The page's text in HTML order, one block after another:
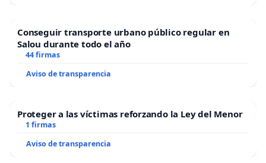
cualquier presión o acto que
encubra la no aplicación de justicia en el proceso
judicial del médico
gineco-obstetra Manuel Arias Briceño, bajo la
a título de amistad, con o
sin conocimiento del imputado, ante las autoridades
que deben actuar o dictar
Conseguir transporte urbano público regular en
Salou durante todo el año
44 firmas
Aviso de transparencia
Proteger a las víctimas reforzando la Ley del Menor
1 firmas
Aviso de transparencia